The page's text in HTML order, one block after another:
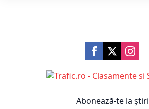
Abonează-te la știri